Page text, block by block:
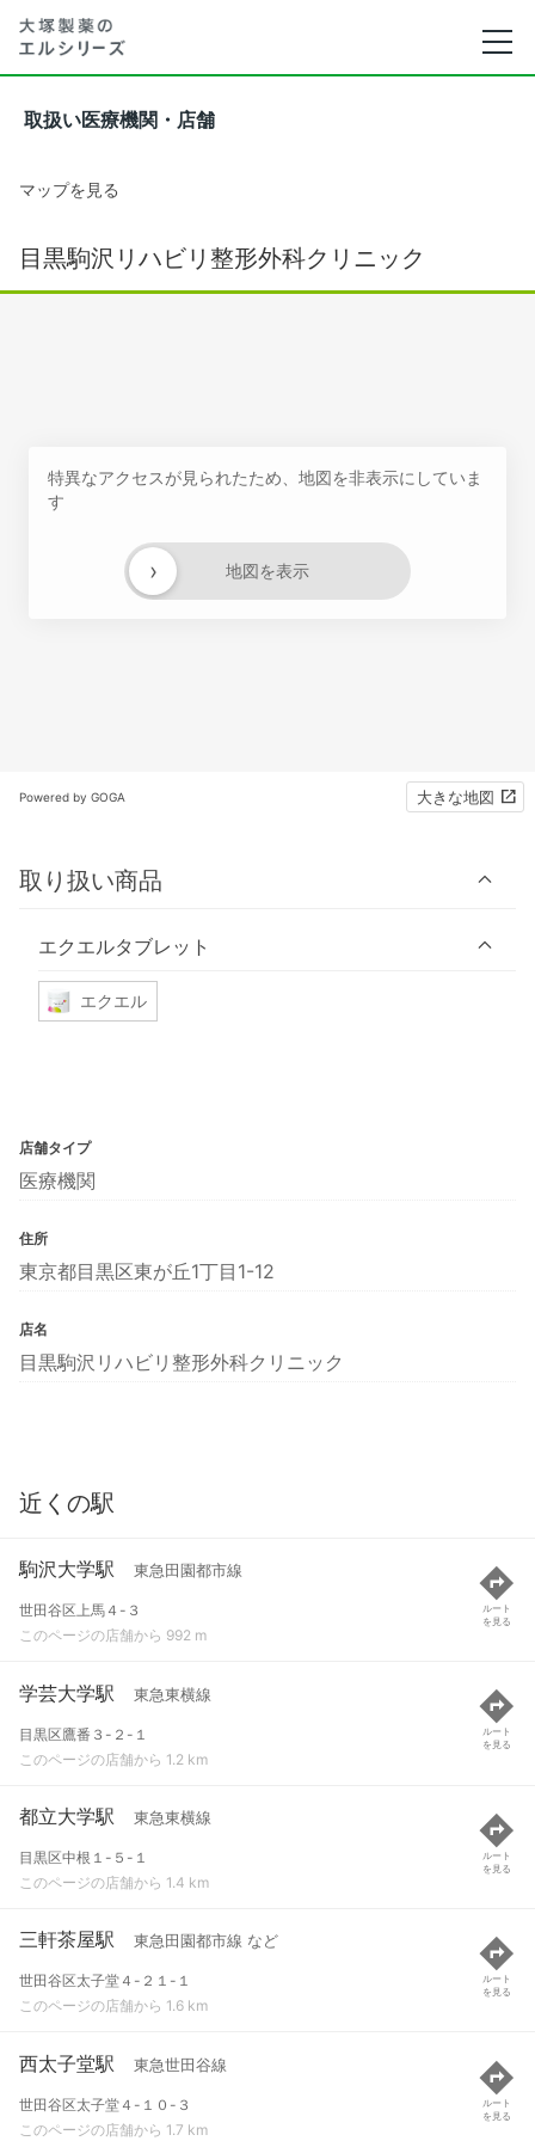
取扱い医療機関・店舗
マップを見る
目黒駒沢リハビリ整形外科クリニック
特異なアクセスが見られたため、地図を非表示にしていま
す
地図を表示
›
Powered by GOGA 大きな地図
取り扱い商品
エクエルタブレット
エクエル
店舗タイプ
医療機関
住所
東京都目黒区東が丘1丁目1-12
店名
目黒駒沢リハビリ整形外科クリニック
近くの駅
駒沢大学駅 東急田園都市線
世田谷区上馬４-３
このページの店舗から 992 m
ルート
を見る
学芸大学駅 東急東横線
目黒区鷹番３-２-１
このページの店舗から 1.2 km
ルート
を見る
都立大学駅 東急東横線
目黒区中根１-５-１
このページの店舗から 1.4 km
ルート
を見る
三軒茶屋駅 東急田園都市線 など
世田谷区太子堂４-２１-１
このページの店舗から 1.6 km
ルート
を見る
西太子堂駅 東急世田谷線
世田谷区太子堂４-１０-３
このページの店舗から 1.7 km
ルート
を見る